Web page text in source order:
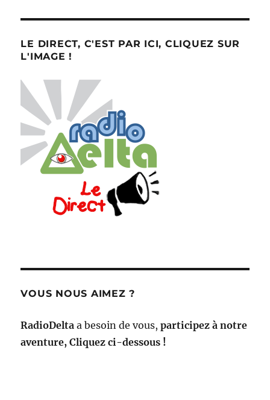
LE DIRECT, C'EST PAR ICI, CLIQUEZ SUR
L'IMAGE !
VOUS NOUS AIMEZ ?
RadioDelta a besoin de vous,participez à notre
aventure, Cliquez ci-dessous !